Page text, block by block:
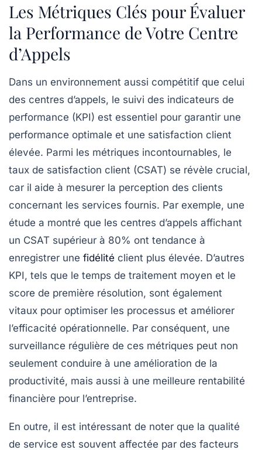
Les Métriques Clés pour Évaluer
la Performance de Votre Centre
d’Appels
Dans un environnement aussi compétitif que celui
des centres d’appels, le suivi des indicateurs de
performance (KPI) est essentiel pour garantir une
performance optimale et une satisfaction client
élevée. Parmi les métriques incontournables, le
taux de satisfaction client (CSAT) se révèle crucial,
car il aide à mesurer la perception des clients
concernant les services fournis. Par exemple, une
étude a montré que les centres d’appels affichant
un CSAT supérieur à 80% ont tendance à
enregistrer une fidélité client plus élevée. D’autres
KPI, tels que le temps de traitement moyen et le
score de première résolution, sont également
vitaux pour optimiser les processus et améliorer
l’efficacité opérationnelle. Par conséquent, une
surveillance régulière de ces métriques peut non
seulement conduire à une amélioration de la
productivité, mais aussi à une meilleure rentabilité
financière pour l’entreprise.
En outre, il est intéressant de noter que la qualité
de service est souvent affectée par des facteurs